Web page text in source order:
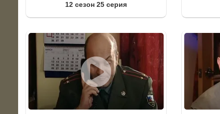
12 сезон 25 серия